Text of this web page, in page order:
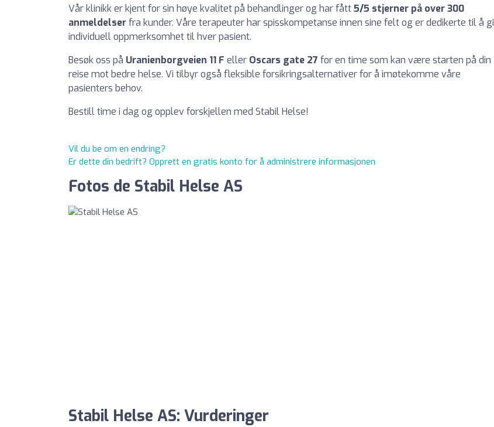
Vår klinikk er kjent for sin høye kvalitet på behandlinger og har fått5/5 stjerner på over 300
anmeldelserfra kunder. Våre terapeuter har spisskompetanse innen sine felt og er dedikerte til å gi
individuell oppmerksomhet til hver pasient.
Besøk oss på Uranienborgveien 11 F eller Oscars gate 27 for en time som kan være starten på din
reise mot bedre helse. Vi tilbyr også fleksible forsikringsalternativer for å imøtekomme våre
pasienters behov.
Bestill time i dag og opplev forskjellen med Stabil Helse!
Vil du be om en endring?
Er dette din bedrift? Opprett en gratis konto for å administrere informasjonen
Fotos de Stabil Helse AS
Stabil Helse AS: Vurderinger